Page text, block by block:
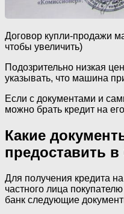
Договор купли-продажи
чтобы увеличить)
Подозрительно низкая
указывать, что машина
Если с документами и
можно брать кредит на
Какие
предоставить в
Для получения кредита
частного лица
банк следующие